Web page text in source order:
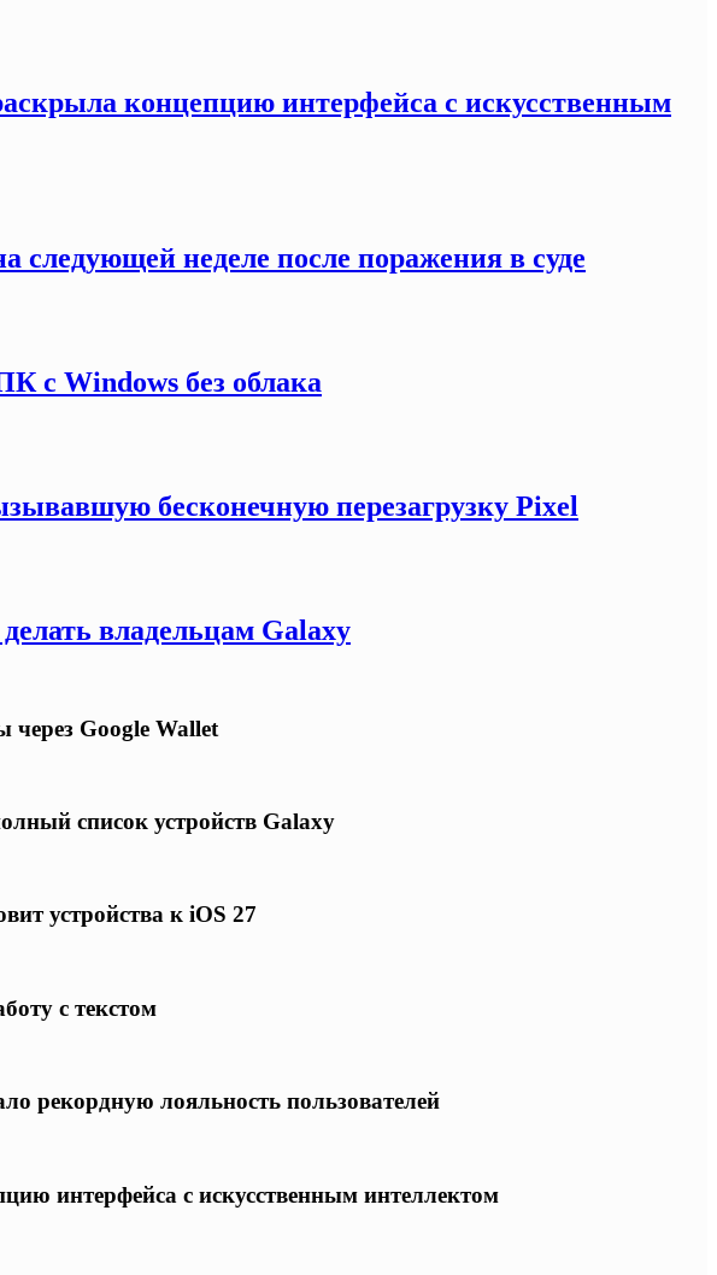
концепцию интерфейса с искусственным
следующей неделе после поражения в суде
с Windows без облака
бесконечную перезагрузку Pixel
владельцам Galaxy
через Google Wallet
список устройств Galaxy
устройства к iOS 27
с текстом
рекордную лояльность пользователей
интерфейса с искусственным интеллектом